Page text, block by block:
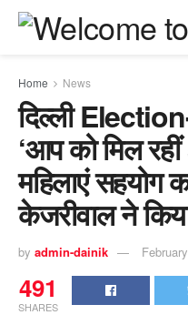
Home News
दिल्ली
‘आप को मिल
महिलाएं सहयोग
केजरीवाल ने
by admin-dainik
491
SHARES